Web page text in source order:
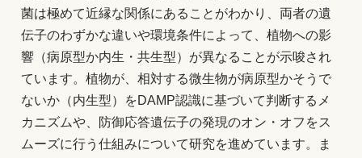
菌は極めて近縁な関係にあることがわかり、両者の遺
伝子のわずかな違いや環境条件によって、植物への影
響（病原型か内生・共生型）が異なることが示唆され
ています。植物が、相対する微生物が病原型かそうで
ないか（内生型）をDAMP認識に基づいて判断するメ
カニズムや、防御応答遺伝子の発現のオン・オフをス
ムーズに行う仕組みについて研究を進めています。ま